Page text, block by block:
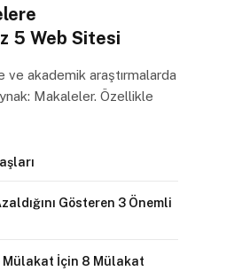
5 Web Sitesi
akademik araştırmalarda
Makaleler. Özellikle
Gösteren 3 Önemli
Mülakat İçin 8 Mülakat